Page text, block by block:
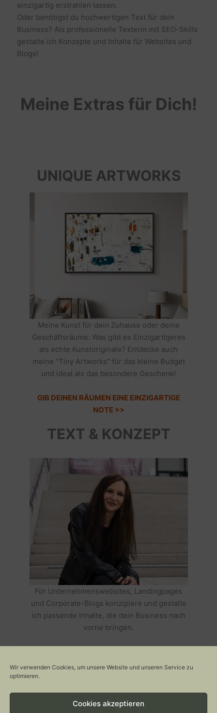
Wir verwenden Cookies, um unsere Website und unseren Service zu
optimieren.
Cookies akzeptieren
einzigartig erstrahlen lassen.
Oder benötigst du hochwertigen Text für dein
Business? Als professionelle Texterin mit SEO-Skills
gestalte ich Konzepte und Inhalte für Websites und
Blogs!
Meine Extras für Dich!
UNIQUE ARTWORKS
Meine Kunst für dein Zuhause oder deine
Geschäftsräume: Was gibt es Einzigartigeres
als echte Kunstoriginale? Entdecke auch
meine "Tiny Artworks" für das kleine Budget
und ideal als das besondere Geschenk!
GIB DEINEN RÄUMEN EINE EINZIGARTIGE
NOTE >>
TEXT & KONZEPT
Für Unternehmenswebsites, Landingpages
und Corporate-Blogs konzipiere und gestalte
ich passende Inhalte, die dein Business nach
vorne bringen.
ERFOLGREICH MACHEN >>
Copyright © 2026 Stylepeacock: Interior, Plants, Cats & Art